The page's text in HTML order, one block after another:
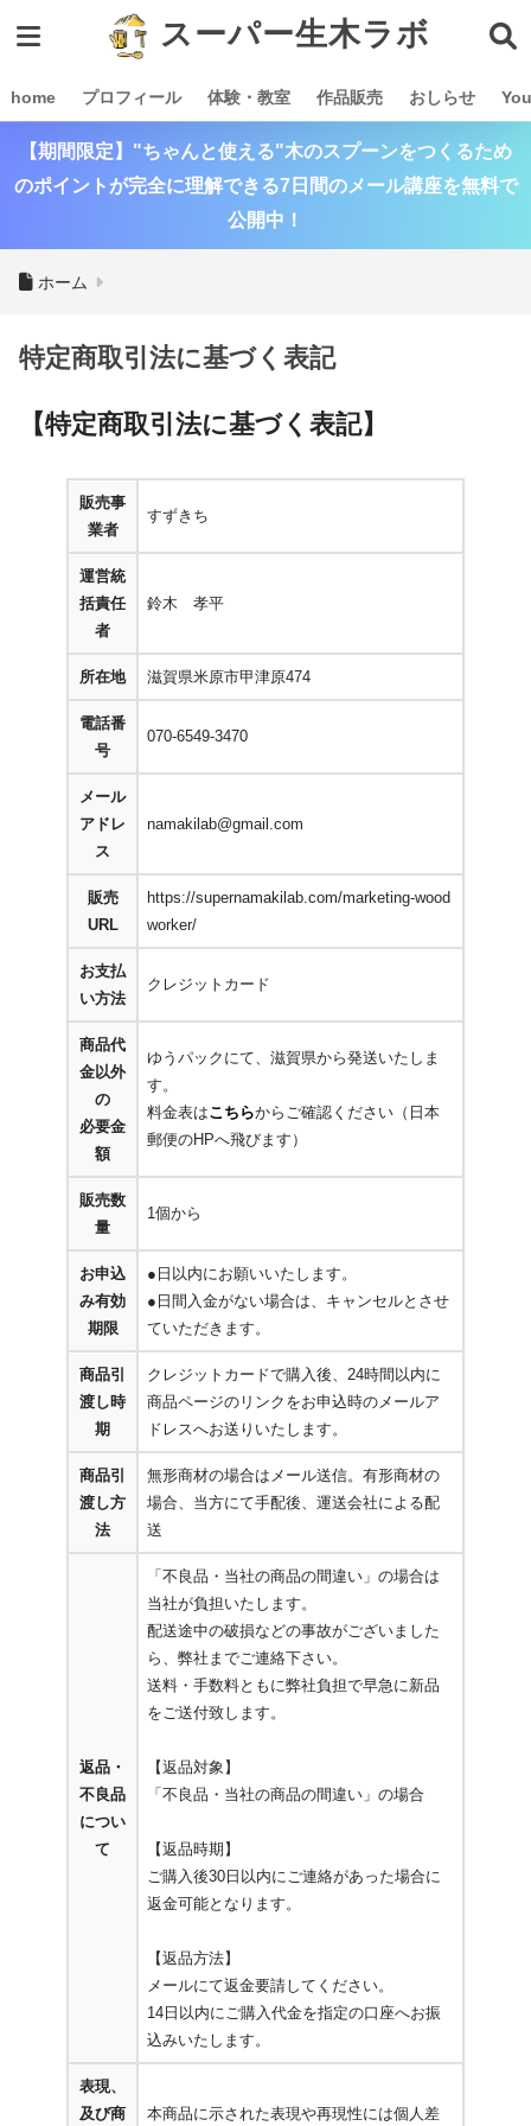
スーパー生木ラボ
home プロフィール 体験・教室 作品販売 おしらせ
【期間限定】"ちゃんと使える"木のスプーンをつくるため
のポイントが完全に理解できる7日間のメール講座を無料で
公開中！
ホーム
特定商取引法に基づく表記
【特定商取引法に基づく表記】
販売事
業者
すずきち
運営統
括責任
者
鈴木 孝平
所在地 滋賀県米原市甲津原474
電話番
号
070-6549-3470
メール
アドレ
ス
namakilab@gmail.com
販売
URL
https://supernamakilab.com/marketing-wood
worker/
お支払
い方法
クレジットカード
商品代
金以外
の
必要金
額
ゆうパックにて、滋賀県から発送いたしま
す。
料金表はこちらからご確認ください（日本
郵便のHPへ飛びます）
販売数
量
1個から
お申込
み有効
期限
●日以内にお願いいたします。
●日間入金がない場合は、キャンセルとさせ
ていただきます。
商品引
渡し時
期
クレジットカードで購入後、24時間以内に
商品ページのリンクをお申込時のメールア
ドレスへお送りいたします。
商品引
渡し方
法
無形商材の場合はメール送信。有形商材の
場合、当方にて手配後、運送会社による配
送
返品・
不良品
につい
て
「不良品・当社の商品の間違い」の場合は
当社が負担いたします。
配送途中の破損などの事故がございました
ら、弊社までご連絡下さい。
送料・手数料ともに弊社負担で早急に新品
をご送付致します。
【返品対象】
「不良品・当社の商品の間違い」の場合
【返品時期】
ご購入後30日以内にご連絡があった場合に
返金可能となります。
【返品方法】
メールにて返金要請してください。
14日以内にご購入代金を指定の口座へお振
込みいたします。
表現、
及び商
本商品に示された表現や再現性には個人差